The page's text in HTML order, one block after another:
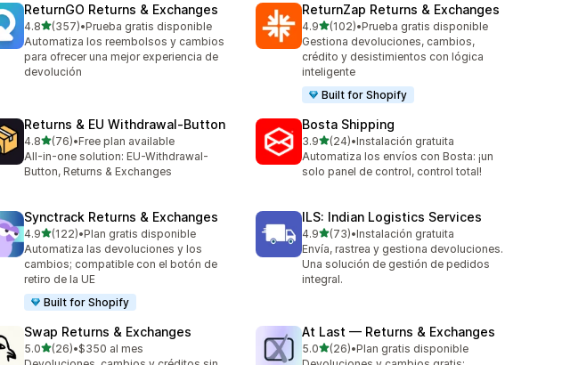
ReturnGO Returns & Exchanges
4.8de 5 estrellas
(357)
357 reseñas en total
•Prueba gratis disponible
Automatiza los reembolsos y cambios
para ofrecer una mejor experiencia de
devolución
ReturnZap Returns & Exchanges
4.9de 5 estrellas
(102)
102 reseñas en total
•Prueba gratis disponible
Gestiona devoluciones, cambios,
crédito y desistimientos con lógica
inteligente
Built for Shopify
Returns & EU Withdrawal‑Button
4.8de 5 estrellas
(76)
76 reseñas en total
•Free plan available
All-in-one solution: EU-Withdrawal-
Button, Returns & Exchanges
Bosta Shipping
3.9de 5 estrellas
(24)
24 reseñas en total
•Instalación gratuita
Automatiza los envíos con Bosta: ¡un
solo panel de control, control total!
Synctrack Returns & Exchanges
4.9de 5 estrellas
(122)
122 reseñas en total
•Plan gratis disponible
Automatiza las devoluciones y los
cambios; compatible con el botón de
retiro de la UE
Built for Shopify
ILS: Indian Logistics Services
4.9de 5 estrellas
(73)
73 reseñas en total
•Instalación gratuita
Envía, rastrea y gestiona devoluciones.
Una solución de gestión de pedidos
integral.
Swap Returns & Exchanges
5.0de 5 estrellas
(26)
26 reseñas en total
•$350 al mes
At Last — Returns & Exchanges
5.0de 5 estrellas
(26)
26 reseñas en total
•Plan gratis disponible